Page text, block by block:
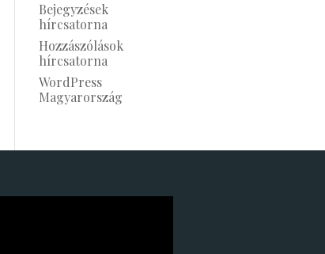
Bejegyzések
hírcsatorna
Hozzászólások
hírcsatorna
WordPress
Magyarország